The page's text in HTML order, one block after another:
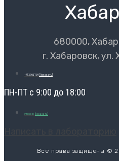
680000,
г. Хабаровск, ул.
+7 (3902) 39 [Показать]
ПН-ПТ с 9:00 до 18:00
info@ecl- [Показать]
Все права защищены ©